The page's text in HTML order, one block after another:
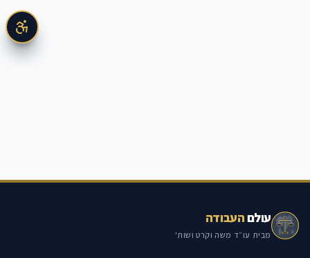
עולםהעבודה
מבית עו״ד משה וקרט ושות'